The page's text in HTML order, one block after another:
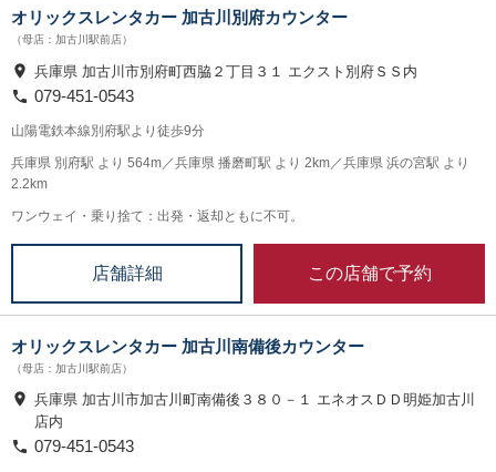
オリックスレンタカー 加古川別府カウンター
（母店：加古川駅前店）
兵庫県 加古川市別府町西脇２丁目３１ エクスト別府ＳＳ内
079-451-0543
山陽電鉄本線別府駅より徒歩9分
兵庫県 別府駅 より 564m／兵庫県 播磨町駅 より 2km／兵庫県 浜の宮駅 より
2.2km
ワンウェイ・乗り捨て：出発・返却ともに不可。
店舗詳細 この店舗で予約
オリックスレンタカー 加古川南備後カウンター
（母店：加古川駅前店）
兵庫県 加古川市加古川町南備後３８０－１ エネオスＤＤ明姫加古川
店内
079-451-0543